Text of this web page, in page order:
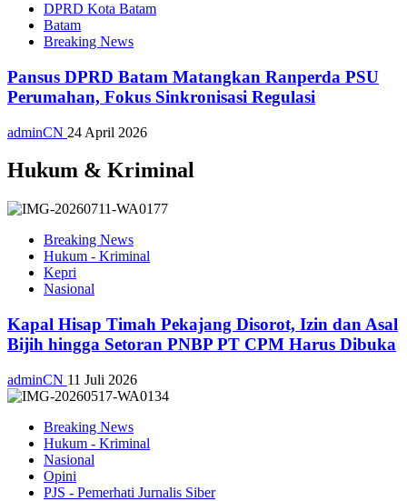
DPRD Kota Batam
Batam
Breaking News
Pansus DPRD Batam Matangkan Ranperda PSU
Perumahan, Fokus Sinkronisasi Regulasi
adminCN 24 April 2026
Hukum & Kriminal
Breaking News
Hukum - Kriminal
Kepri
Nasional
Kapal Hisap Timah Pekajang Disorot, Izin dan Asal
Bijih hingga Setoran PNBP PT CPM Harus Dibuka
adminCN 11 Juli 2026
Breaking News
Hukum - Kriminal
Nasional
Opini
PJS - Pemerhati Jurnalis Siber